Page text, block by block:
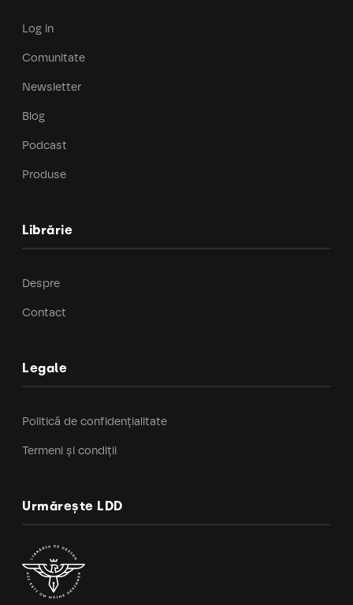
Urmărește LDD
Log in
Comunitate
Newsletter
Blog
Podcast
Produse
Librărie
Despre
Contact
Legale
Politică de confidențialitate
Termeni și condiții